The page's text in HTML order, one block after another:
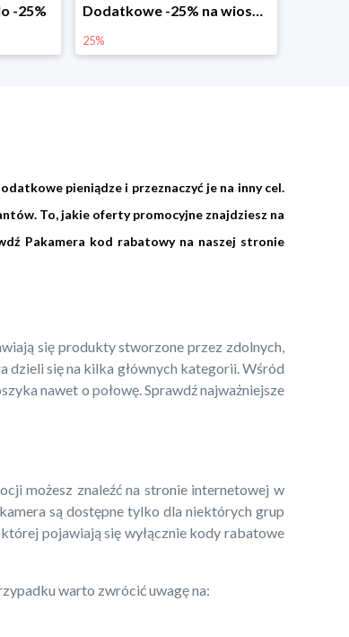
-25% Dodatkowe -25% na wiosenne nowości
25%
pieniądze i przeznaczyć je na inny cel.
To, jakie oferty promocyjne znajdziesz na
Pakamera kod rabatowy na naszej stronie
się produkty stworzone przez zdolnych,
się na kilka głównych kategorii. Wśród
nawet o połowę. Sprawdź najważniejsze
możesz znaleźć na stronie internetowej w
są dostępne tylko dla niektórych grup
pojawiają się wyłącznie kody rabatowe
warto zwrócić uwagę na: